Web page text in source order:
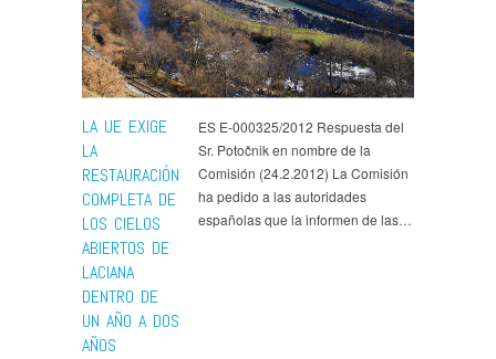
LA UE EXIGE
LA
RESTAURACIÓN
COMPLETA DE
LOS CIELOS
ABIERTOS DE
LACIANA
DENTRO DE
UN AÑO A DOS
AÑOS
ES E-000325/2012 Respuesta del
Sr. Potočnik en nombre de la
Comisión (24.2.2012) La Comisión
ha pedido a las autoridades
españolas que la informen de las…